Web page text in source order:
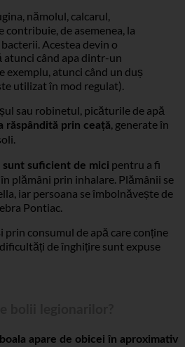
nămolul, calcarul,
de asemenea, la
Acestea devin o
atunci când apa dintr-un
exemplu, atunci când un duș
sau robinetul, picăturile de apă
răspândită prin ceață
sunt suficient de micipentru a fi
plămâni prin inhalare. Plămânii se
iar persoana se îmbolnăvește de
consumul de apă care conține
de înghițire sunt expuse